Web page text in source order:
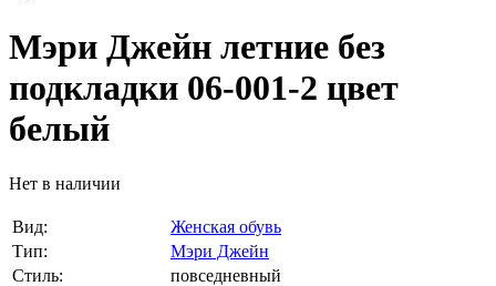
Мэри Джейн летние без
подкладки 06-001-2 цвет
белый
Нет в наличии
Вид:
Женская обувь
Тип:
Мэри Джейн
Стиль:
повседневный